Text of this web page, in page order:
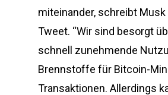
miteinander, schreibt
Tweet. “Wir sind besorgt
schnell zunehmende
Brennstoffe für Bitcoin-
Transaktionen. Allerdings